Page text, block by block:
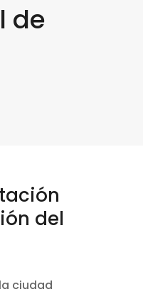
de
del
ciudad